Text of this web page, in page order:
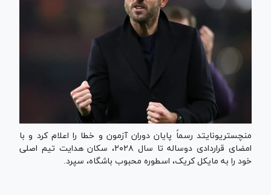
منچستریونایتد رسماً پایان دوران آزمون و خطا را اعلام کرد و با
امضای قراردادی دوساله تا سال ۲۰۲۸، سکان هدایت تیم اصلی
خود را به مایکل کریک، اسطوره محبوب باشگاه، سپرد.